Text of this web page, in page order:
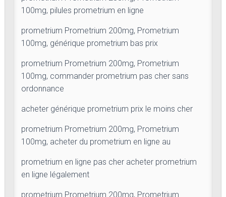
100mg, pilules prometrium en ligne
prometrium Prometrium 200mg, Prometrium
100mg, générique prometrium bas prix
prometrium Prometrium 200mg, Prometrium
100mg, commander prometrium pas cher sans
ordonnance
acheter générique prometrium prix le moins cher
prometrium Prometrium 200mg, Prometrium
100mg, acheter du prometrium en ligne au
prometrium en ligne pas cher acheter prometrium
en ligne légalement
prometrium Prometrium 200mg, Prometrium